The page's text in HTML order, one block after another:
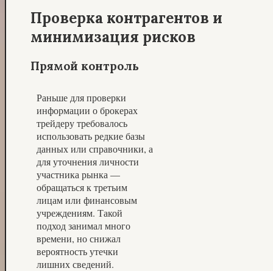
Проверка контрагентов и
минимизация рисков
Прямой контроль
Раньше для проверки
информации о брокерах
трейдеру требовалось
использовать редкие базы
данных или справочники, а
для уточнения личности
участника рынка —
обращаться к третьим
лицам или финансовым
учреждениям. Такой
подход занимал много
времени, но снижал
вероятность утечки
лишних сведений.